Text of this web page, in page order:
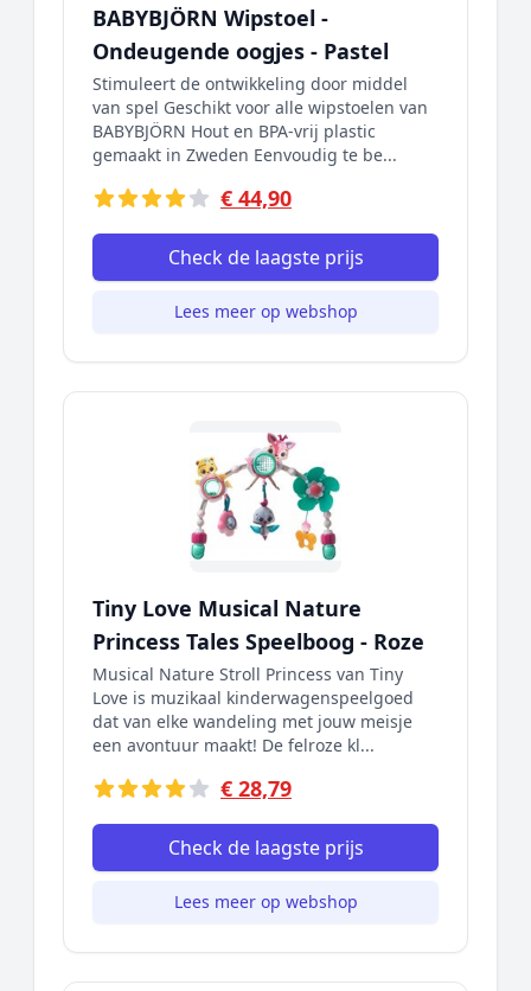
BABYBJÖRN Wipstoel -
Ondeugende oogjes - Pastel
Stimuleert de ontwikkeling door middel
van spel Geschikt voor alle wipstoelen van
BABYBJÖRN Hout en BPA-vrij plastic
gemaakt in Zweden Eenvoudig te be...
€ 44,90
Check de laagste prijs
Lees meer op webshop
Tiny Love Musical Nature
Princess Tales Speelboog - Roze
Musical Nature Stroll Princess van Tiny
Love is muzikaal kinderwagenspeelgoed
dat van elke wandeling met jouw meisje
een avontuur maakt! De felroze kl...
€ 28,79
Check de laagste prijs
Lees meer op webshop